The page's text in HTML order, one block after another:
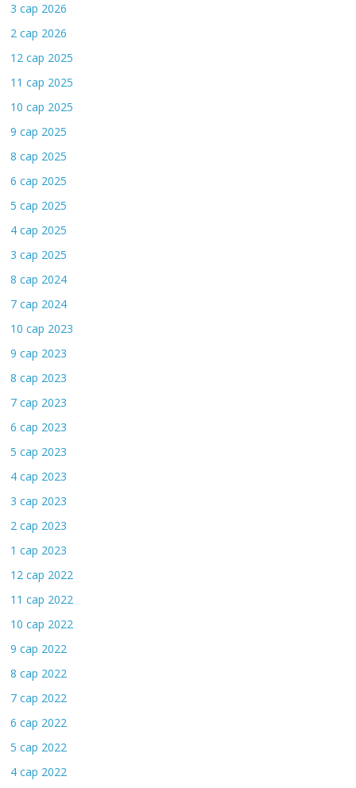
3 сар 2026
2 сар 2026
12 сар 2025
11 сар 2025
10 сар 2025
9 сар 2025
8 сар 2025
6 сар 2025
5 сар 2025
4 сар 2025
3 сар 2025
8 сар 2024
7 сар 2024
10 сар 2023
9 сар 2023
8 сар 2023
7 сар 2023
6 сар 2023
5 сар 2023
4 сар 2023
3 сар 2023
2 сар 2023
1 сар 2023
12 сар 2022
11 сар 2022
10 сар 2022
9 сар 2022
8 сар 2022
7 сар 2022
6 сар 2022
5 сар 2022
4 сар 2022